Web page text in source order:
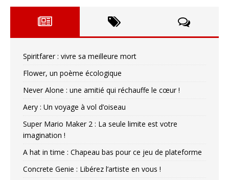
Spiritfarer : vivre sa meilleure mort
Flower, un poème écologique
Never Alone : une amitié qui réchauffe le cœur !
Aery : Un voyage à vol d’oiseau
Super Mario Maker 2 : La seule limite est votre
imagination !
A hat in time : Chapeau bas pour ce jeu de plateforme
Concrete Genie : Libérez l’artiste en vous !